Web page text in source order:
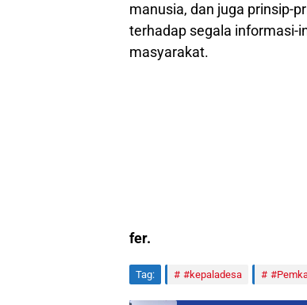
manusia, dan juga prinsip-
terhadap segala informasi-
masyarakat.
fer.
Tag: #kepaladesa